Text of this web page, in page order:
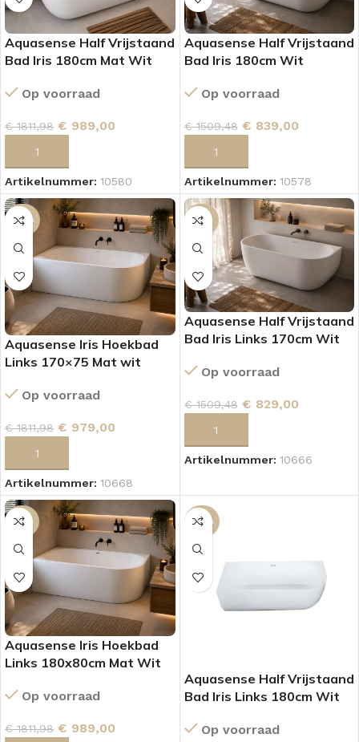
Aquasense Half Vrijstaand
Bad Iris 180cm Mat Wit
Op voorraad
€1811,98 € 989,00
Artikelnummer: 10580
Aquasense Half Vrijstaand
Bad Iris 180cm Wit
Op voorraad
€1509,48 € 839,00
Artikelnummer: 10578
-46%
Aquasense Iris Hoekbad
Links 170×75 Mat wit
Op voorraad
€1811,98 € 979,00
Artikelnummer: 10668
-45%
Aquasense Half Vrijstaand
Bad Iris Links 170cm Wit
Op voorraad
€1509,48 € 829,00
Artikelnummer: 10666
-45%
Aquasense Iris Hoekbad
Links 180x80cm Mat Wit
Op voorraad
€1811,98 € 989,00
-44%
Aquasense Half Vrijstaand
Bad Iris Links 180cm Wit
Op voorraad